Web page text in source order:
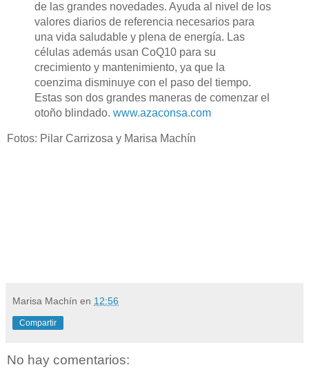
de las grandes novedades. Ayuda al nivel de los
valores diarios de referencia necesarios para
una vida saludable y plena de energía. Las
células además usan CoQ10 para su
crecimiento y mantenimiento, ya que la
coenzima disminuye con el paso del tiempo.
Estas son dos grandes maneras de comenzar el
otoño blindado. www.azaconsa.com
Fotos: Pilar Carrizosa y Marisa Machín
Marisa Machín en 12:56
Compartir
No hay comentarios: